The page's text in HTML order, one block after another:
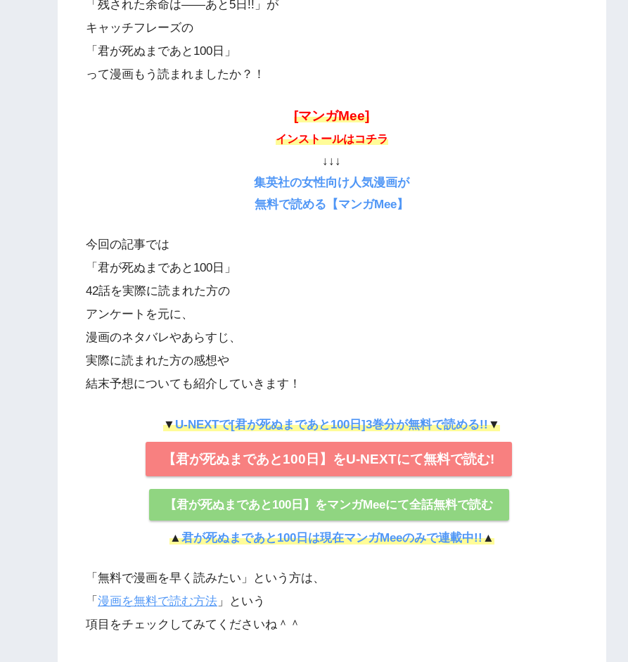
「残された余命は——あと5日!!」が
キャッチフレーズの
「君が死ぬまであと100日」
って漫画もう読まれましたか？！
[マンガMee]
インストールはコチラ
↓↓↓
集英社の女性向け人気漫画が
無料で読める【マンガMee】
今回の記事では
「君が死ぬまであと100日」
42話を実際に読まれた方の
アンケートを元に、
漫画のネタバレやあらすじ、
実際に読まれた方の感想や
結末予想についても紹介していきます！
▼U-NEXTで[君が死ぬまであと100日]3巻分が無料で読める!!▼
【君が死ぬまであと100日】をU-NEXTにて無料で読む!
【君が死ぬまであと100日】をマンガMeeにて全話無料で読む
▲君が死ぬまであと100日は現在マンガMeeのみで連載中!!▲
「無料で漫画を早く読みたい」という方は、
「 漫画を無料で読む方法 」という
項目をチェックしてみてくださいね＾＾